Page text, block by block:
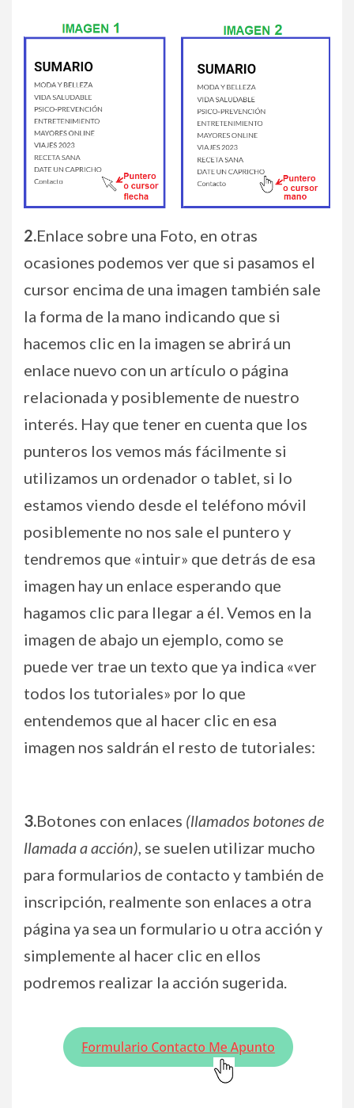
2.Enlace sobre una Foto, en otras
ocasiones podemos ver que si pasamos el
cursor encima de una imagen también sale
la forma de la mano indicando que si
hacemos clic en la imagen se abrirá un
enlace nuevo con un artículo o página
relacionada y posiblemente de nuestro
interés. Hay que tener en cuenta que los
punteros los vemos más fácilmente si
utilizamos un ordenador o tablet, si lo
estamos viendo desde el teléfono móvil
posiblemente no nos sale el puntero y
tendremos que «intuir» que detrás de esa
imagen hay un enlace esperando que
hagamos clic para llegar a él. Vemos en la
imagen de abajo un ejemplo, como se
puede ver trae un texto que ya indica «ver
todos los tutoriales» por lo que
entendemos que al hacer clic en esa
imagen nos saldrán el resto de tutoriales:
3.Botones con enlaces (llamados botones de
llamada a acción) , se suelen utilizar mucho
para formularios de contacto y también de
inscripción, realmente son enlaces a otra
página ya sea un formulario u otra acción y
simplemente al hacer clic en ellos
podremos realizar la acción sugerida.